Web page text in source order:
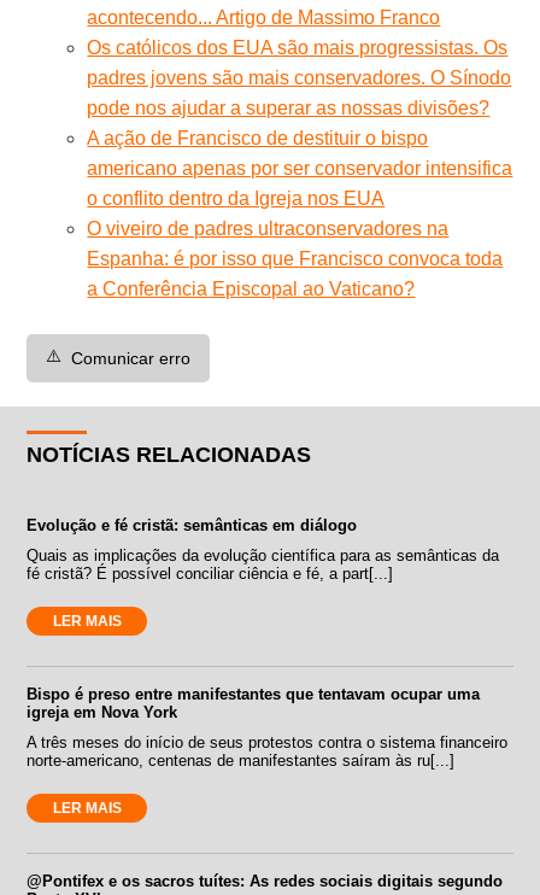
acontecendo... Artigo de Massimo Franco
Os católicos dos EUA são mais progressistas. Os
padres jovens são mais conservadores. O Sínodo
pode nos ajudar a superar as nossas divisões?
A ação de Francisco de destituir o bispo
americano apenas por ser conservador intensifica
o conflito dentro da Igreja nos EUA
O viveiro de padres ultraconservadores na
Espanha: é por isso que Francisco convoca toda
a Conferência Episcopal ao Vaticano?
⚠️ Comunicar erro
NOTÍCIAS RELACIONADAS
Evolução e fé cristã: semânticas em diálogo
Quais as implicações da evolução científica para as semânticas da
fé cristã? É possível conciliar ciência e fé, a part[...]
LER MAIS
Bispo é preso entre manifestantes que tentavam ocupar uma
igreja em Nova York
A três meses do início de seus protestos contra o sistema financeiro
norte-americano, centenas de manifestantes saíram às ru[...]
LER MAIS
@Pontifex e os sacros tuítes: As redes sociais digitais segundo